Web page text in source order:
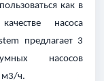
как в
насоса
предлагает 3
насосов
м3/ч.